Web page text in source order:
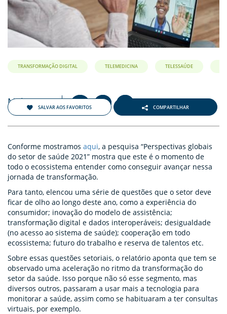
TRANSFORMAÇÃO DIGITAL TELEMEDICINA TELESSAÚDE
Maio 2021SALVAR AOS FAVORITOS COMPARTILHAR
Conforme mostramos aqui, a pesquisa “Perspectivas globais
do setor de saúde 2021” mostra que este é o momento de
todo o ecossistema entender como conseguir avançar nessa
jornada de transformação.
Para tanto, elencou uma série de questões que o setor deve
ficar de olho ao longo deste ano, como a experiência do
consumidor; inovação do modelo de assistência;
transformação digital e dados interoperáveis; desigualdade
(no acesso ao sistema de saúde); cooperação em todo
ecossistema; futuro do trabalho e reserva de talentos etc.
Sobre essas questões setoriais, o relatório aponta que tem se
observado uma aceleração no ritmo da transformação do
setor da saúde. Isso porque não só esse segmento, mas
diversos outros, passaram a usar mais a tecnologia para
monitorar a saúde, assim como se habituaram a ter consultas
virtuais, por exemplo.